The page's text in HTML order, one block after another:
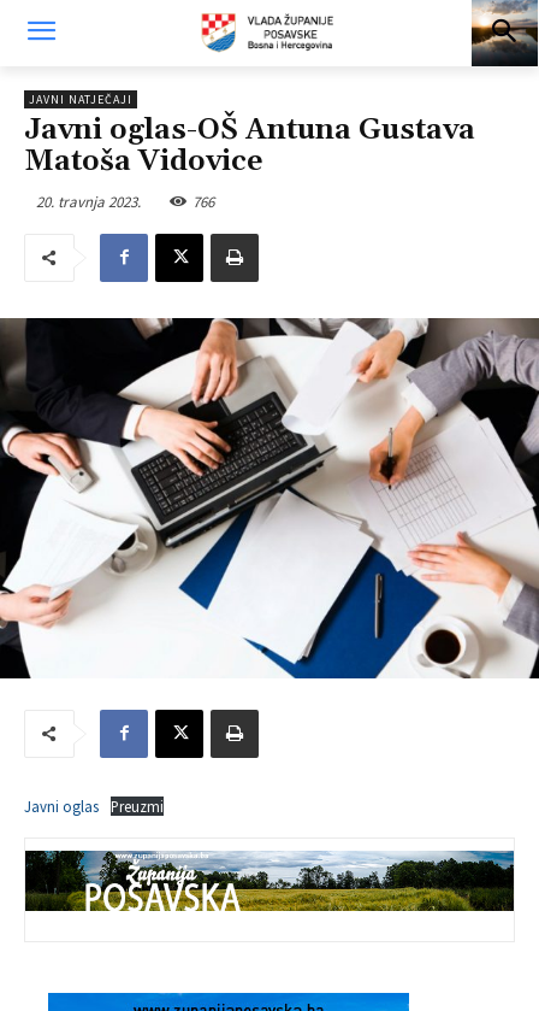
JAVNI NATJEČAJI
Javni oglas-OŠ Antuna Gustava
Matoša Vidovice
20. travnja 2023. 766
Javni oglas Preuzmi